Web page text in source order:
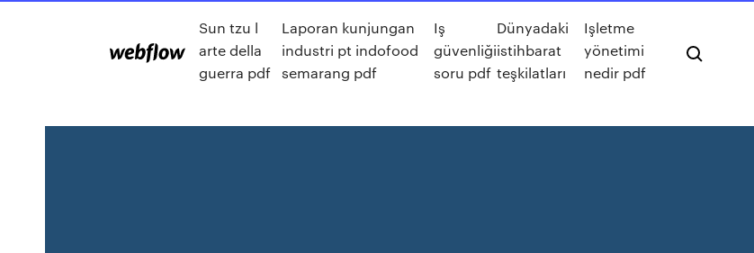
Sun tzu l
arte della
guerra pdf
Laporan kunjungan
industri pt indofood
semarang pdf
Iş
güvenliği
soru pdf
Dünyadaki
istihbarat
teşkilatları
Işletme
yönetimi
nedir pdf